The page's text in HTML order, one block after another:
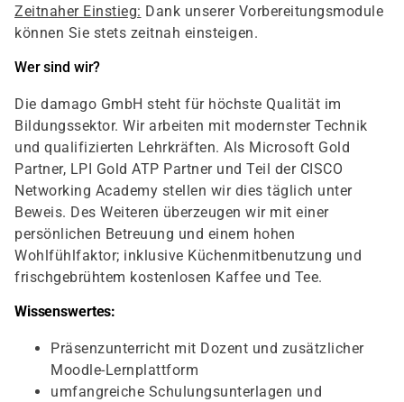
Zeitnaher Einstieg: Dank unserer Vorbereitungsmodule
können Sie stets zeitnah einsteigen.
Wer sind wir?
Die damago GmbH steht für höchste Qualität im
Bildungssektor. Wir arbeiten mit modernster Technik
und qualifizierten Lehrkräften. Als Microsoft Gold
Partner, LPI Gold ATP Partner und Teil der CISCO
Networking Academy stellen wir dies täglich unter
Beweis. Des Weiteren überzeugen wir mit einer
persönlichen Betreuung und einem hohen
Wohlfühlfaktor; inklusive Küchenmitbenutzung und
frischgebrühtem kostenlosen Kaffee und Tee.
Wissenswertes:
Präsenzunterricht mit Dozent und zusätzlicher
Moodle-Lernplattform
umfangreiche Schulungsunterlagen und